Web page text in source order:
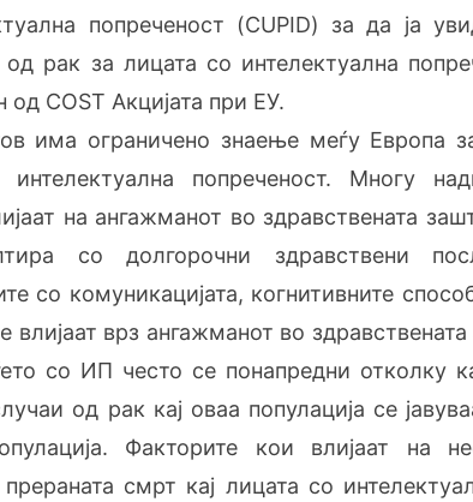
попреченост (CUPID) за да ја
од рак за лицата со интелектуална
од COST Акцијата при ЕУ.
има ограничено знаење меѓу Европа
попреченост. Многу
на ангажманот во здравствената
со долгорочни здравствени
со комуникацијата, когнитивните
влијаат врз ангажманот во здравствената
со ИП често се понапредни отколку
од рак кај оваа популација се
Факторите кои влијаат на
прераната смрт кај лицата со